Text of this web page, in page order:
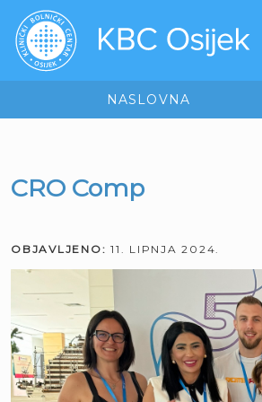
NASLOVNA
CRO Comp
OBJAVLJENO: 11. LIPNJA 2024.